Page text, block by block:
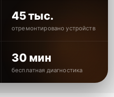
45 тыс.
отремонтировано устройств
30 мин
бесплатная диагностика